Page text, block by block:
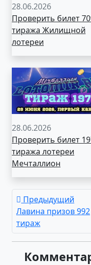
28.06.2026
Проверить билет
тиража Жилищной
лотереи
28.06.2026
Проверить билет
тиража лотереи
Мечталлион
Предыдущий
Лавина призов 992
тираж